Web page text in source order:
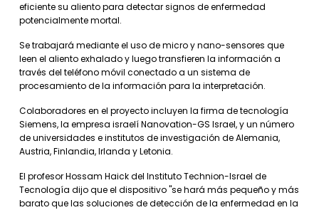
eficiente su aliento para detectar signos de enfermedad
potencialmente mortal.
Se trabajará mediante el uso de micro y nano-sensores que
leen el aliento exhalado y luego transfieren la información a
través del teléfono móvil conectado a un sistema de
procesamiento de la información para la interpretación.
Colaboradores en el proyecto incluyen la firma de tecnología
Siemens, la empresa israelí Nanovation-GS Israel, y un número
de universidades e institutos de investigación de Alemania,
Austria, Finlandia, Irlanda y Letonia.
El profesor Hossam Haick del Instituto Technion-Israel de
Tecnología dijo que el dispositivo "se hará más pequeño y más
barato que las soluciones de detección de la enfermedad en la